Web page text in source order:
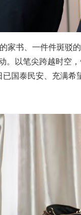
家书、一件件斑驳
。以笔尖跨越时空
国泰民安、充满